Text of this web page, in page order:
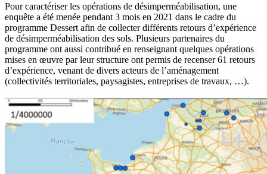
Pour caractériser les opérations de désimperméabilisation, une
enquête a été menée pendant 3 mois en 2021 dans le cadre du
programme Dessert afin de collecter différents retours d’expérience
de désimperméabilisation des sols. Plusieurs partenaires du
programme ont aussi contribué en renseignant quelques opérations
mises en œuvre par leur structure ont permis de recenser 61 retours
d’expérience, venant de divers acteurs de l’aménagement
(collectivités territoriales, paysagistes, entreprises de travaux, …).